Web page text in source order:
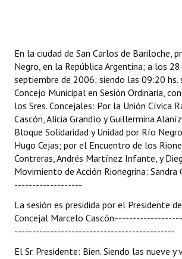
Constitución Nacional
Constitución Provincial
Carta Orgánica 2007
Reglamento Interno
Digesto
DOCUMENTOS
Informes de Gestión
En la ciudad de San Carlos de Bariloche,
Negro, en la República Argentina; a los
septiembre de 2006; siendo las 09:20 hs.
Concejo Municipal en Sesión Ordinaria,
los Sres. Concejales: Por la Unión Cívica
Cascón, Alicia Grandío y Guillermina
Bloque Solidaridad y Unidad por Río
Hugo Cejas; por el Encuentro de los
Contreras, Andrés Martínez Infante, y
Movimiento de Acción Rionegrina:
-------------------
La sesión es presidida por el Presidente
Concejal Marcelo
---------------------------------------------
El Sr. Presidente: Bien. Siendo las nueve